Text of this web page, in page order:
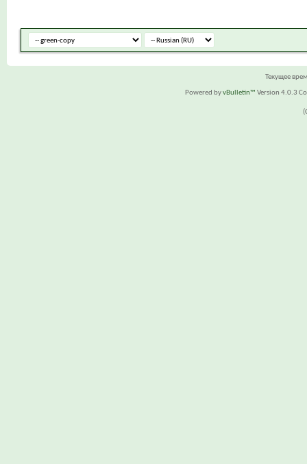
Текущее
Powered byvBulletin™ Version 4.0.3